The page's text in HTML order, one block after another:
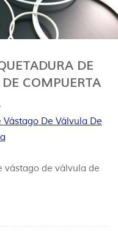
DE
COMPUERTA
De Válvula De
vástago de válvula de